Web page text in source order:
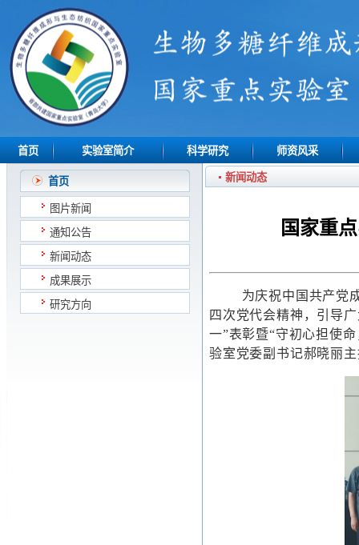
首页 实验室简介 科学研究 师资风采
首页
图片新闻
通知公告
新闻动态
成果展示
研究方向
新闻动态
国家重
为庆祝中国共产党
四次党代会精神，引导
一”表彰暨“守初心担使
验室党委副书记郝晓丽